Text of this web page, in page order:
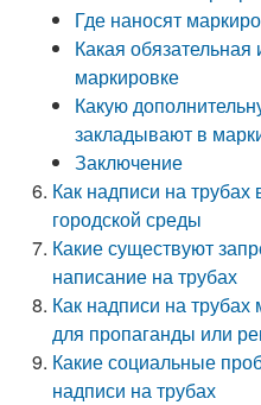
Где наносят
Какая
маркировке
Какую
закладывают в
Заключение
Как надписи на
городской среды
Какие существуют
написание на трубах
Как надписи на
для пропаганды или
Какие социальные
надписи на трубах